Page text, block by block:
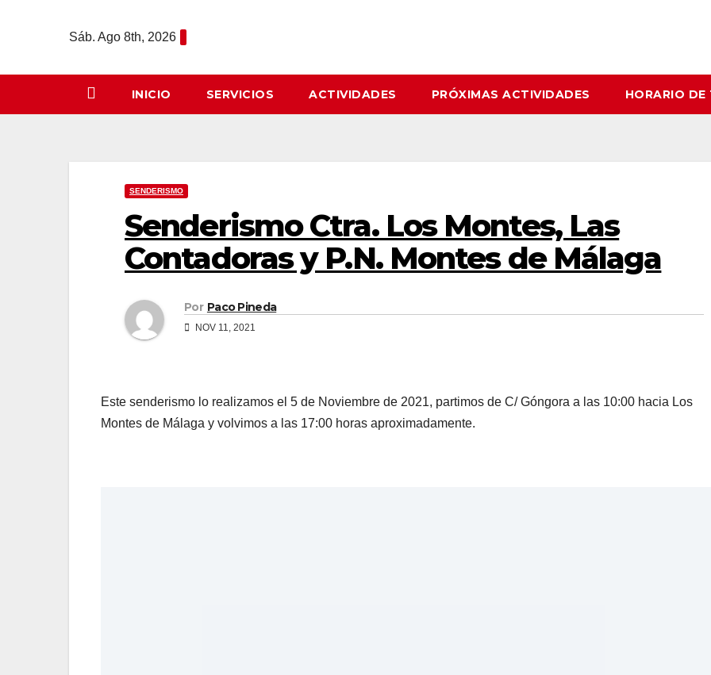
Sáb. Ago 8th, 2026
INICIO SERVICIOS ACTIVIDADES PRÓXIMAS ACTIVIDADES HORARIO DE
SENDERISMO
Senderismo Ctra. Los Montes, Las
Contadoras y P.N. Montes de Málaga
Por Paco Pineda
NOV 11, 2021
Este senderismo lo realizamos el 5 de Noviembre de 2021, partimos de C/ Góngora a las 10:00 hacia Los
Montes de Málaga y volvimos a las 17:00 horas aproximadamente.